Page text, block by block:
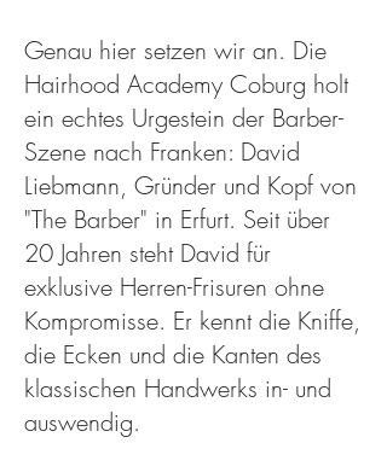
Genau hier setzen wir an. Die
Hairhood Academy Coburg holt
ein echtes Urgestein der Barber-
Szene nach Franken: David
Liebmann, Gründer und Kopf von
"The Barber" in Erfurt. Seit über
20 Jahren steht David für
exklusive Herren-Frisuren ohne
Kompromisse. Er kennt die Kniffe,
die Ecken und die Kanten des
klassischen Handwerks in- und
auswendig.